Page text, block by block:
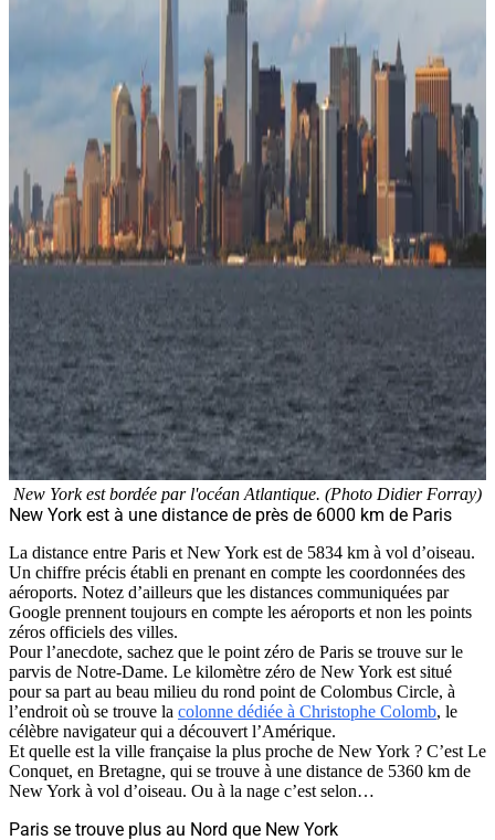
New York est bordée par l'océan Atlantique. (Photo Didier Forray)
New York est à une distance de près de 6000 km de Paris
La distance entre Paris et New York est de 5834 km à vol d’oiseau.
Un chiffre précis établi en prenant en compte les coordonnées des
aéroports. Notez d’ailleurs que les distances communiquées par
Google prennent toujours en compte les aéroports et non les points
zéros officiels des villes.
Pour l’anecdote, sachez que le point zéro de Paris se trouve sur le
parvis de Notre-Dame. Le kilomètre zéro de New York est situé
pour sa part au beau milieu du rond point de Colombus Circle, à
l’endroit où se trouve la colonne dédiée à Christophe Colomb, le
célèbre navigateur qui a découvert l’Amérique.
Et quelle est la ville française la plus proche de New York ? C’est Le
Conquet, en Bretagne, qui se trouve à une distance de 5360 km de
New York à vol d’oiseau. Ou à la nage c’est selon…
Paris se trouve plus au Nord que New York